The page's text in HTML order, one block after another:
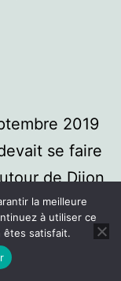
2019
se faire
de Dijon,
sombre :
la meilleure
à utiliser ce
êtes satisfait.